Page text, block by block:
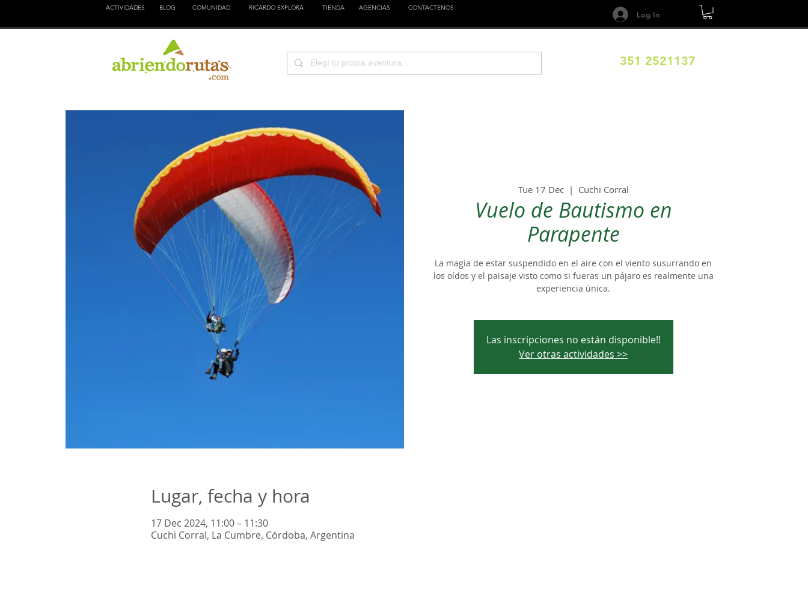
ACTIVIDADES BLOG COMUNIDAD RICARDO EXPLORA TIENDA AGENCIAS CONTACTENOS
Log In
351 2521137
Tue 17 Dec
  |
Cuchi Corral
Vuelo de Bautismo en
Parapente
La magia de estar suspendido en el aire con el viento susurrando en
los oídos y el paisaje visto como si fueras un pájaro es realmente una
experiencia única.
Las inscripciones no están disponible!!
Ver otras actividades >>
Lugar, fecha y hora
17 Dec 2024, 11:00 – 11:30
Cuchi Corral, La Cumbre, Córdoba, Argentina